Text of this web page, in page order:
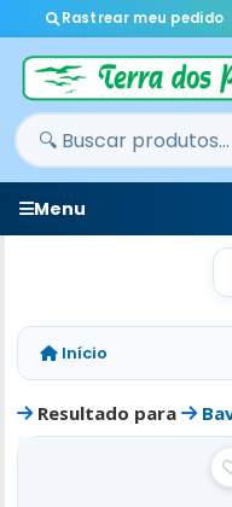
Rastrear meu pedido
Menu
Início
Resultado para